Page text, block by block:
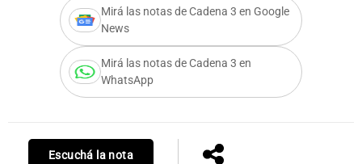
Mirá las notas de Cadena 3 en Google
News
Mirá las notas de Cadena 3 en
WhatsApp
Escuchá la nota